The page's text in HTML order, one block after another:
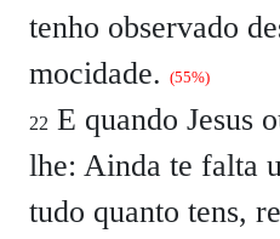
tenho observado
mocidade. (55%)
22 E quando Jesus
lhe: Ainda te falta
tudo quanto tens,